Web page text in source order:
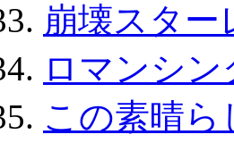
崩壊スタ
ロマンシ
この素晴